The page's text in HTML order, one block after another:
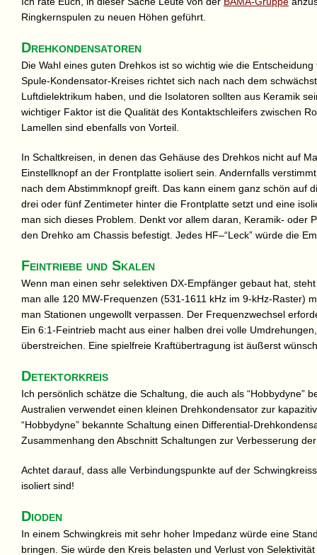
Ringkernspulen zu neuen Höhen geführt.
Drehkondensatoren
Die Wahl eines guten Drehkos ist so wichtig wie die
Spule-Kondensator-Kreises richtet sich nach nach dem
Luftdielektrikum haben, und die Isolatoren sollten aus Keramik
wichtiger Faktor ist die Qualität des Kontaktschleifers zwischen
Lamellen sind ebenfalls von Vorteil.
In Schaltkreisen, in denen das Gehäuse des Drehkos nicht auf
Einstellknopf an der Frontplatte isoliert sein. Andernfalls
nach dem Abstimmknopf greift. Das kann einem ganz schön auf
drei oder fünf Zentimeter hinter die Frontplatte setzt und eine
man sich dieses Problem. Denkt vor allem daran, Keramik- oder
den Drehko am Chassis befestigt. Jedes HF–“Leck” würde die
Feintriebe und Skalen
Wenn man einen sehr selektiven DX-Empfänger gebaut hat,
man alle 120 MW-Frequenzen (531-1611 kHz im 9-kHz-Raster)
man Stationen ungewollt verpassen. Der Frequenzwechsel
Ein 6:1-Feintrieb macht aus einer halben drei volle
überstreichen. Eine spielfreie Kraftübertragung ist äußerst
Detektorkreis
Ich persönlich schätze die Schaltung, die auch als “Hobbydyne”
Australien verwendet einen kleinen Drehkondensator zur
“Hobbydyne” bekannte Schaltung einen Differential-
Zusammenhang den Abschnitt Schaltungen zur Verbesserung
Achtet darauf, dass alle Verbindungspunkte auf der
isoliert sind!
Dioden
In einem Schwingkreis mit sehr hoher Impedanz würde eine
bringen. Sie würde den Kreis belasten und Verlust von